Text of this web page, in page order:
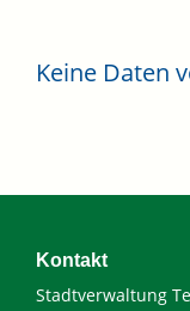
Keine Daten
Kontakt
Stadtverwaltung